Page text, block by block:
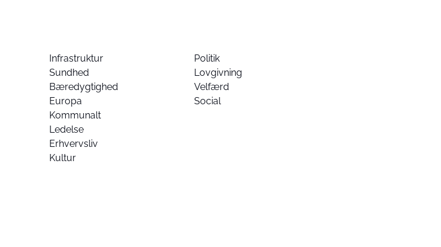
Infrastruktur
Sundhed
Bæredygtighed
Europa
Kommunalt
Ledelse
Erhvervsliv
Kultur
Politik
Lovgivning
Velfærd
Social